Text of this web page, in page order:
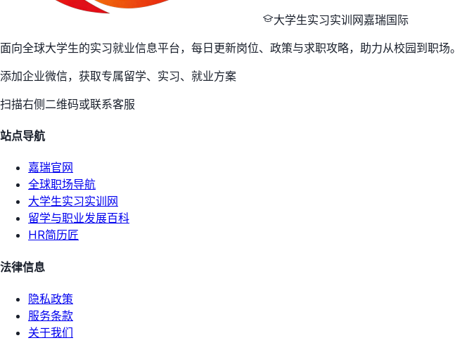
大学生实习实训网嘉瑞国际
面向全球大学生的实习就业信息平台，每日更新岗位、政策与求职攻略，助力从校园到职场。
添加企业微信，获取专属留学、实习、就业方案
扫描右侧二维码或联系客服
站点导航
嘉瑞官网
全球职场导航
大学生实习实训网
留学与职业发展百科
HR简历匠
法律信息
隐私政策
服务条款
关于我们